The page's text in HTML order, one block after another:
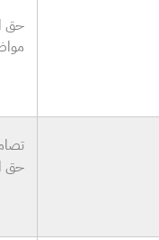
حق
حق